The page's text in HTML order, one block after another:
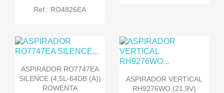
Ref.: RO4826EA
ASPIRADOR RO7747EA
SILENCE (4,5L-64DB (A))
ROWENTA
ASPIRADOR VERTICAL
RH9276WO (21,9V)